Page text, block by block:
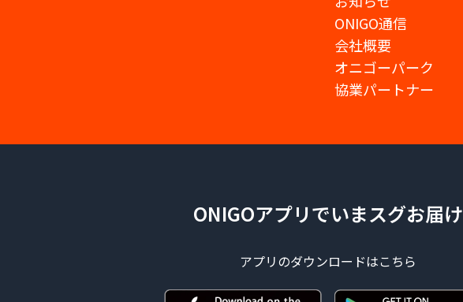
ONIGO通信
会社概要
オニゴーパーク
協業パートナー
ONIGOアプリでいまスグお届け
アプリのダウンロードはこちら